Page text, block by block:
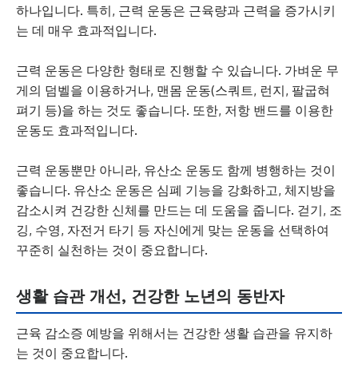
하나입니다. 특히, 근력 운동은 근육량과 근력을 증가시키
는 데 매우 효과적입니다.
근력 운동은 다양한 형태로 진행할 수 있습니다. 가벼운 무
게의 덤벨을 이용하거나, 맨몸 운동(스쿼트, 런지, 팔굽혀
펴기 등)을 하는 것도 좋습니다. 또한, 저항 밴드를 이용한
운동도 효과적입니다.
근력 운동뿐만 아니라, 유산소 운동도 함께 병행하는 것이
좋습니다. 유산소 운동은 심폐 기능을 강화하고, 체지방을
감소시켜 건강한 신체를 만드는 데 도움을 줍니다. 걷기, 조
깅, 수영, 자전거 타기 등 자신에게 맞는 운동을 선택하여
꾸준히 실천하는 것이 중요합니다.
생활 습관 개선, 건강한 노년의 동반자
근육 감소증 예방을 위해서는 건강한 생활 습관을 유지하
는 것이 중요합니다.